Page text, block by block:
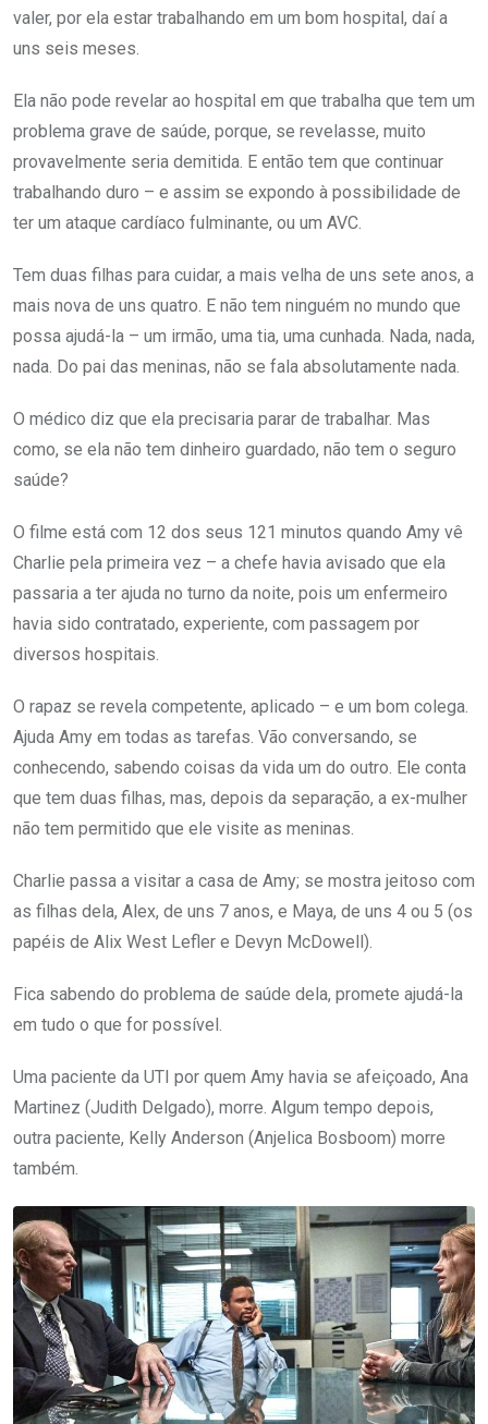
valer, por ela estar trabalhando em um bom hospital, daí a
uns seis meses.
Ela não pode revelar ao hospital em que trabalha que tem um
problema grave de saúde, porque, se revelasse, muito
provavelmente seria demitida. E então tem que continuar
trabalhando duro – e assim se expondo à possibilidade de
ter um ataque cardíaco fulminante, ou um AVC.
Tem duas filhas para cuidar, a mais velha de uns sete anos, a
mais nova de uns quatro. E não tem ninguém no mundo que
possa ajudá-la – um irmão, uma tia, uma cunhada. Nada, nada,
nada. Do pai das meninas, não se fala absolutamente nada.
O médico diz que ela precisaria parar de trabalhar. Mas
como, se ela não tem dinheiro guardado, não tem o seguro
saúde?
O filme está com 12 dos seus 121 minutos quando Amy vê
Charlie pela primeira vez – a chefe havia avisado que ela
passaria a ter ajuda no turno da noite, pois um enfermeiro
havia sido contratado, experiente, com passagem por
diversos hospitais.
O rapaz se revela competente, aplicado – e um bom colega.
Ajuda Amy em todas as tarefas. Vão conversando, se
conhecendo, sabendo coisas da vida um do outro. Ele conta
que tem duas filhas, mas, depois da separação, a ex-mulher
não tem permitido que ele visite as meninas.
Charlie passa a visitar a casa de Amy; se mostra jeitoso com
as filhas dela, Alex, de uns 7 anos, e Maya, de uns 4 ou 5 (os
papéis de Alix West Lefler e Devyn McDowell).
Fica sabendo do problema de saúde dela, promete ajudá-la
em tudo o que for possível.
Uma paciente da UTI por quem Amy havia se afeiçoado, Ana
Martinez (Judith Delgado), morre. Algum tempo depois,
outra paciente, Kelly Anderson (Anjelica Bosboom) morre
também.